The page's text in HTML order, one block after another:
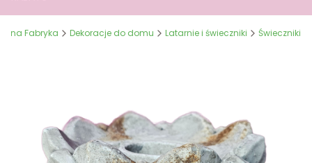
Fabryka Dekoracje do domu Latarnie i świeczniki Świeczniki